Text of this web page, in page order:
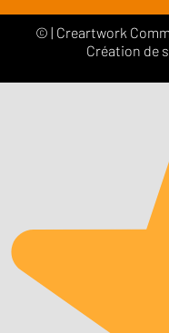
© | Creartwork
Création de